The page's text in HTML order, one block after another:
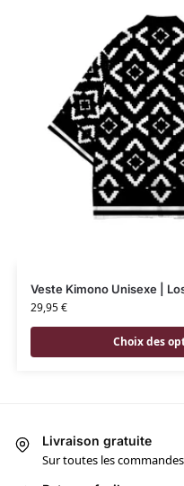
Veste Kimono Unisexe |
29,95€
Choix des
Livraison gratuite
Sur toutes les commandes